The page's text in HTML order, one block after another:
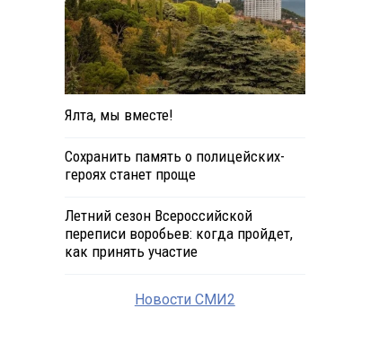
Ялта, мы вместе!
Сохранить память о полицейских-
героях станет проще
Летний сезон Всероссийской
переписи воробьев: когда пройдет,
как принять участие
Новости СМИ2